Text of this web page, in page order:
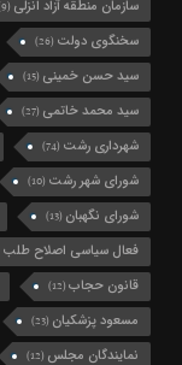
سازمان منطقه آزاد انزلی (9)
سخنگوی دولت (26)
سید حسن خمینی (15)
سید محمد خاتمی (27)
شهرداری رشت (74)
شورای شهر رشت (10)
شورای نگهبان (13)
فعال سیاسی اصلاح طلب
قانون حجاب(12)
مسعود پزشکیان (23)
نمایندگان مجلس (12)